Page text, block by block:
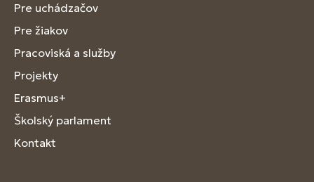
Pre uchádzačov
Pre žiakov
Pracoviská a služby
Projekty
Erasmus+
Školský parlament
Kontakt